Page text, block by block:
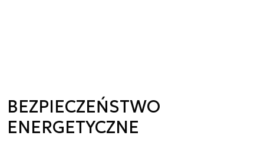
BEZPIECZEŃSTWO
ENERGETYCZNE